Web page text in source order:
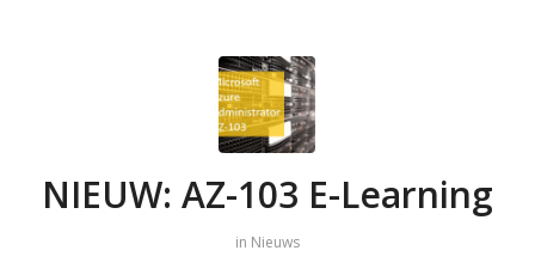
NIEUW: AZ-103 E-Learning
in Nieuws